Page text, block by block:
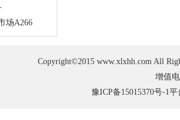
场A266
Copyright©2015 www.xlxhh.com All
增值
豫ICP备15015370号-1平